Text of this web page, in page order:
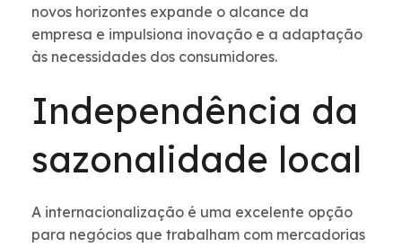
novos horizontes expande o alcance da
empresa e impulsiona inovação e a adaptação
às necessidades dos consumidores.
Independência da
sazonalidade local
A internacionalização é uma excelente opção
para negócios que trabalham com mercadorias